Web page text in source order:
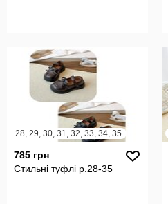
28, 29, 30, 31, 32, 33, 34, 35
785 грн
Стильні туфлі р.28-35